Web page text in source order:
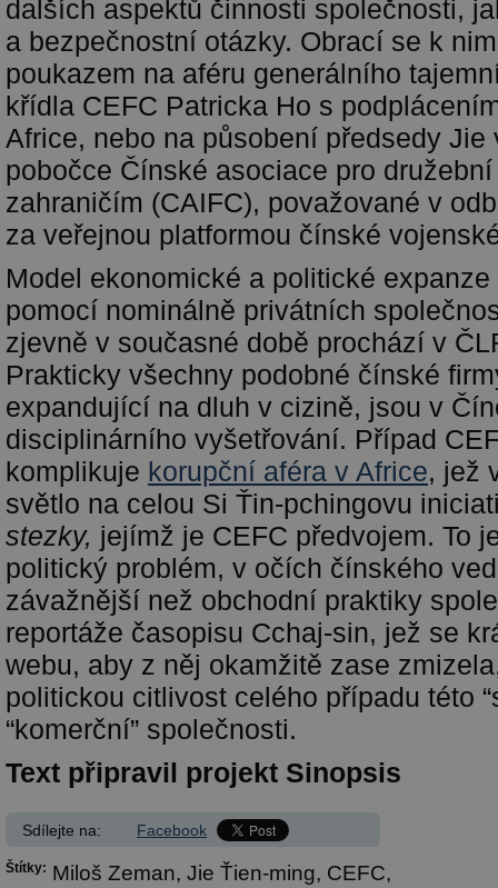
dalších aspektů činnosti společnosti,
a bezpečnostní otázky. Obrací se k
poukazem na aféru generálního
křídla CEFC Patricka Ho s
Africe, nebo na působení předsedy Jie
pobočce Čínské asociace pro
zahraničím (CAIFC), považované v
za veřejnou platformou čínské
Model ekonomické a politické
pomocí nominálně privátních
zjevně v současné době prochází v
Prakticky všechny podobné čínské
expandující na dluh v cizině, jsou v
disciplinárního vyšetřování. Případ
komplikuje korupční aféra v Africe, jež
světlo na celou Si Ťin-pchingovu
stezky, jejímž je CEFC předvojem. To
politický problém, v očích čínského
závažnější než obchodní praktiky
reportáže časopisu Cchaj-sin, jež se
webu, aby z něj okamžitě zase
politickou citlivost celého případu této
“komerční” společnosti.
Text připravil projekt Sinopsis
Sdílejte na: Facebook
Štítky: Miloš Zeman, Jie Ťien-ming, CEFC,